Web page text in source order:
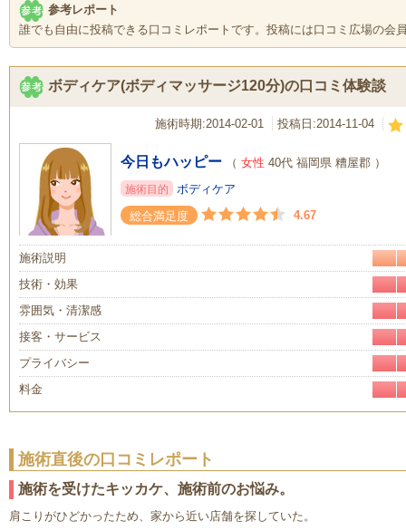
参考レポート
誰でも自由に投稿できる口コミレポートです。投稿には口コミ広場の会
ボディケア(ボディマッサージ120分)の口コミ体験談
施術時期:2014-02-01 投稿日:2014-11-04
今日もハッピー （ 女性 40代 福岡県 糟屋郡 ）
施術目的
ボディケア
総合満足度
4.67
施術説明
技術・効果
雰囲気・清潔感
接客・サービス
プライバシー
料金
施術直後の口コミレポート
施術を受けたキッカケ、施術前のお悩み。
肩こりがひどかったため、家から近い店舗を探していた。